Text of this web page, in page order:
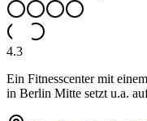
4.3
Ein Fitnesscenter mit
in Berlin Mitte setzt u.a.